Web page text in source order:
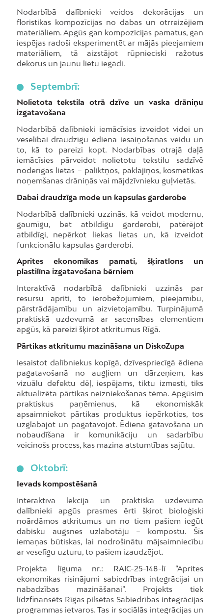
Nodarbībā dalībnieki veidos dekorācijas un
floristikas kompozīcijas no dabas un otrreizējiem
materiāliem. Apgūs gan kompozīcijas pamatus, gan
iespējas radoši eksperimentēt ar mājās pieejamiem
materiāliem, tā aizstājot rūpnieciski ražotus
dekorus un jaunu lietu iegādi.
Septembrī:
Nolietota tekstila otrā dzīve un vaska drāniņu
izgatavošana
Nodarbībā dalībnieki iemācīsies izveidot videi un
veselībai draudzīgu ēdiena iesaiņošanas veidu un
to, kā to pareizi kopt. Nodarbības otrajā daļā
iemācīsies pārveidot nolietotu tekstilu sadzīvē
noderīgās lietās – paliktņos, paklājiņos, kosmētikas
noņemšanas drāniņās vai mājdzīvnieku guļvietās.
Dabai draudzīga mode un kapsulas garderobe
Nodarbībā dalībnieki uzzinās, kā veidot modernu,
gaumīgu, bet atbildīgu garderobi, patērējot
atbildīgi, nepērkot liekas lietas un, kā izveidot
funkcionālu kapsulas garderobi.
Aprites ekonomikas pamati, šķiratlons un
plastilīna izgatavošana bērniem
Interaktīvā nodarbībā dalībnieki uzzinās par
resursu apriti, to ierobežojumiem, pieejamību,
pārstrādājamību un aizvietojamību. Turpinājumā
praktiskā uzdevumā ar sacensības elementiem
apgūs, kā pareizi šķirot atkritumus Rīgā.
Pārtikas atkritumu mazināšana un DiskoZupa
Iesaistot dalībniekus kopīgā, dzīvespriecīgā ēdiena
pagatavošanā no augļiem un dārzeņiem, kas
vizuālu defektu dēļ, iespējams, tiktu izmesti, tiks
aktualizēta pārtikas neizniekošanas tēma. Apgūsim
praktiskus paņēmienus, kā ekonomiskāk
apsaimniekot pārtikas produktus iepērkoties, tos
uzglabājot un pagatavojot. Ēdiena gatavošana un
nobaudīšana ir komunikāciju un sadarbību
veicinošs process, kas mazina atstumtības sajūtu.
Oktobrī:
Ievads kompostēšanā
Interaktīvā lekcijā un praktiskā uzdevumā
dalībnieki apgūs prasmes ērti šķirot bioloģiski
noārdāmos atkritumus un no tiem pašiem iegūt
dabisku augsnes uzlabotāju – kompostu. Šīs
iemaņas būtiskas, lai nodrošinātu mājsaimniecību
ar veselīgu uzturu, to pašiem izaudzējot.
Projekta līguma nr.: RAIC-25-148-lī “Aprites
ekonomikas risinājumi sabiedrības integrācijai un
nabadzības mazināšanai”. Projekts tiek
līdzfinansēts Rīgas pilsētas Sabiedrības integrācijas
programmas ietvaros. Tas ir sociālās integrācijas un